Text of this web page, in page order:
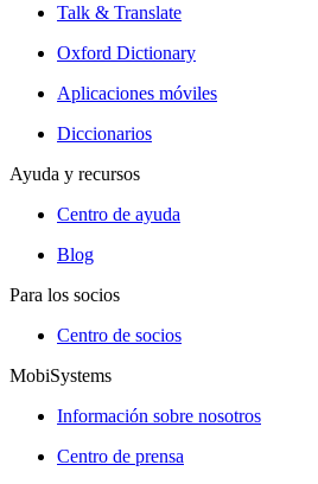
Talk & Translate
Oxford Dictionary
Aplicaciones móviles
Diccionarios
Ayuda y recursos
Centro de ayuda
Blog
Para los socios
Centro de socios
MobiSystems
Información sobre nosotros
Centro de prensa